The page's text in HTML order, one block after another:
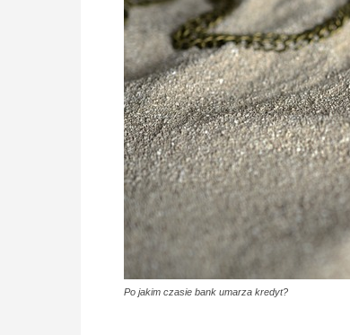
Po jakim czasie bank umarza kredyt?